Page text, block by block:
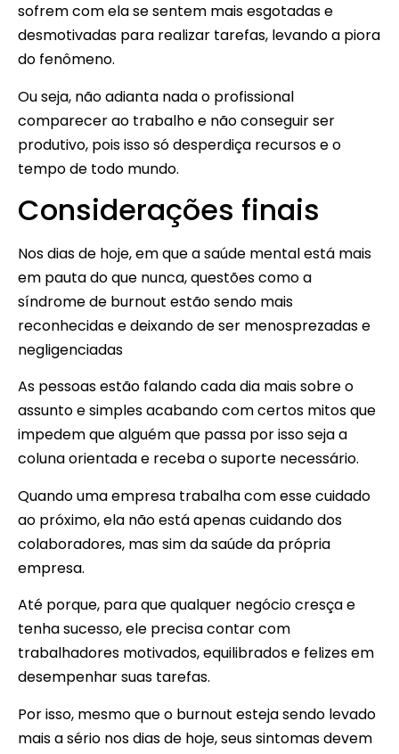
sofrem com ela se sentem mais esgotadas e
desmotivadas para realizar tarefas, levando a piora
do fenômeno.
Ou seja, não adianta nada o profissional
comparecer ao trabalho e não conseguir ser
produtivo, pois isso só desperdiça recursos e o
tempo de todo mundo.
Considerações finais
Nos dias de hoje, em que a saúde mental está mais
em pauta do que nunca, questões como a
síndrome de burnout estão sendo mais
reconhecidas e deixando de ser menosprezadas e
negligenciadas
As pessoas estão falando cada dia mais sobre o
assunto e simples acabando com certos mitos que
impedem que alguém que passa por isso seja a
coluna orientada e receba o suporte necessário.
Quando uma empresa trabalha com esse cuidado
ao próximo, ela não está apenas cuidando dos
colaboradores, mas sim da saúde da própria
empresa.
Até porque, para que qualquer negócio cresça e
tenha sucesso, ele precisa contar com
trabalhadores motivados, equilibrados e felizes em
desempenhar suas tarefas.
Por isso, mesmo que o burnout esteja sendo levado
mais a sério nos dias de hoje, seus sintomas devem